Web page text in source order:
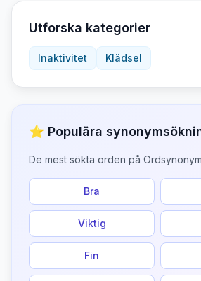
Utforska kategorier
Inaktivitet Klädsel
⭐ Populära
De mest sökta orden på
Bra
Viktig
Fin